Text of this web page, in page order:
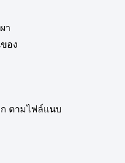
า
อง
ตามไฟล์แนบ